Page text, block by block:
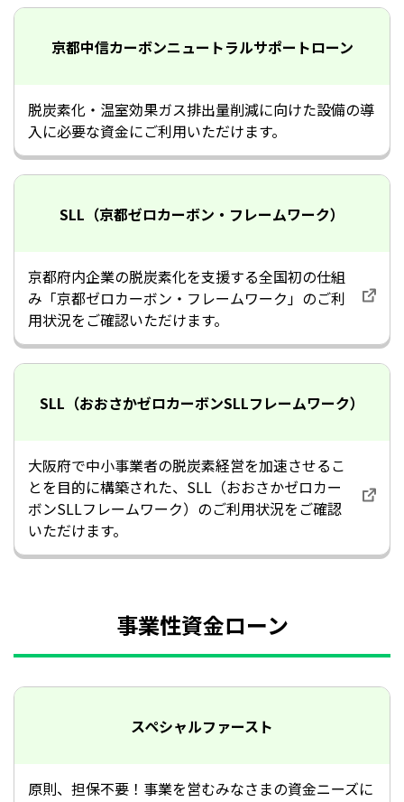
京都中信カーボンニュートラルサポートローン
脱炭素化・温室効果ガス排出量削減に向けた設備の導
入に必要な資金にご利用いただけます。
SLL （京都ゼロカーボン・ フレームワーク）
京都府内企業の脱炭素化を支援する全国初の仕組
み「京都ゼロカーボン・フレームワーク」のご利
用状況をご確認いただけます。
SLL （おおさかゼロカーボンSLLフレームワーク）
大阪府で中小事業者の脱炭素経営を加速させるこ
とを目的に構築された、SLL（おおさかゼロカー
ボンSLLフレームワーク）のご利用状況をご確認
いただけます。
事業性資金ローン
スペシャルファースト
原則、担保不要！事業を営むみなさまの資金ニーズに